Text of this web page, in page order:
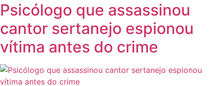
Psicólogo que assassinou
cantor sertanejo espionou
vítima antes do crime